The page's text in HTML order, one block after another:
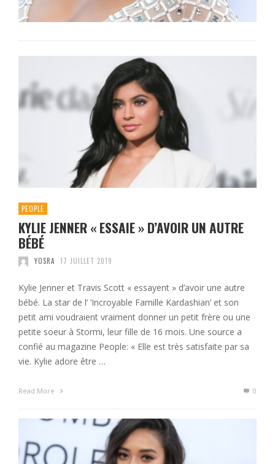
PEOPLE
KYLIE JENNER « ESSAIE » D’AVOIR UN AUTRE
BÉBÉ
YOSRA 17 JUILLET 2019
Kylie Jenner et Travis Scott « essayent » d’avoir une autre
bébé. La star de l’ ‘Incroyable Famille Kardashian’ et son
petit ami voudraient vraiment donner un petit frère ou une
petite soeur à Stormi, leur fille de 16 mois. Une source a
confié au magazine People: « Elle est très satisfaite par sa
vie. Kylie adore être …
Read More 0